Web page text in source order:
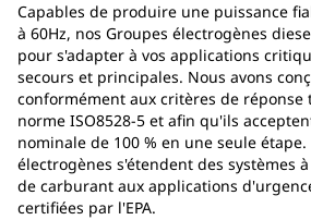
Capables de produire une puissance
à 60Hz, nos Groupes électrogènes
pour s'adapter à vos applications
secours et principales. Nous avons
conformément aux critères de réponse
norme ISO8528-5 et afin qu'ils
nominale de 100 % en une seule étape.
électrogènes s'étendent des systèmes
de carburant aux applications
certifiées par l'EPA.